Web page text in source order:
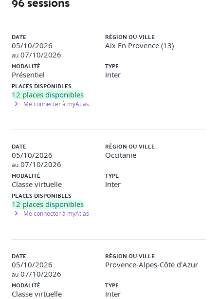
Utiliser Compose Multiplatform pour Android /
Exemples de travaux pratiques : Créer une UI responsive
pour deux plateformes
S4 – Gérer la persistance de données
A l’issue de cette séquence, vous êtes capable de gérer des
données multiplateformes.
Exemples de travaux pratiques : Développer une application
simple de notes synchronisées.
Jour 3
S5 – Réaliser des tests pour assurer la qualité et la fiabilité
des applications
Tests unitaires avec Kotlin Test
Test d’intégration par plateforme
Exemples de travaux pratiques : Ecrire des tests pour un
module de calcul.
DATE
05/10/2026
au 07/10/2026
RÉGION OU VILLE
Aix En Provence (13)
MODALITÉ
Présentiel
TYPE
Inter
PLACES DISPONIBLES
12 places disponibles
Me connecter à myAtlas
DATE
05/10/2026
au 07/10/2026
RÉGION OU VILLE
Occitanie
MODALITÉ
Classe virtuelle
TYPE
Inter
PLACES DISPONIBLES
12 places disponibles
Me connecter à myAtlas
DATE
05/10/2026
au 07/10/2026
RÉGION OU VILLE
Provence-Alpes-Côte d'Azur
MODALITÉ
Classe virtuelle
TYPE
Inter